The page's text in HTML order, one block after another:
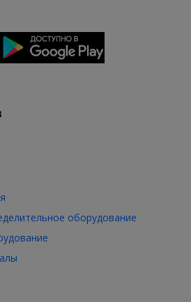
оборудование